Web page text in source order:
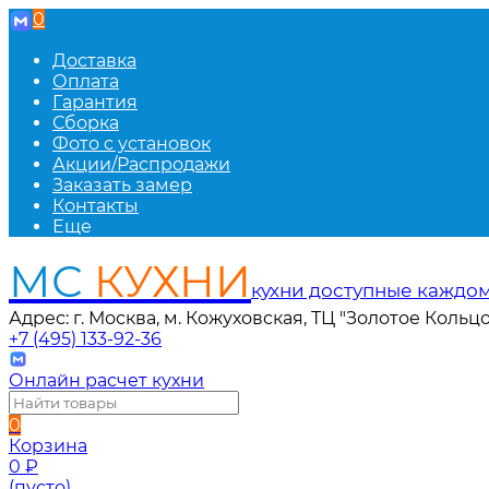
0
Доставка
Оплата
Гарантия
Сборка
Фото с установок
Акции/Распродажи
Заказать замер
Контакты
Еще
МС КУХНИ кухни доступные
Адрес: г. Москва, м. Кожуховская, ТЦ "Золотое
+7 (495) 133-92-36
Онлайн расчет кухни
0
Корзина
0 ₽